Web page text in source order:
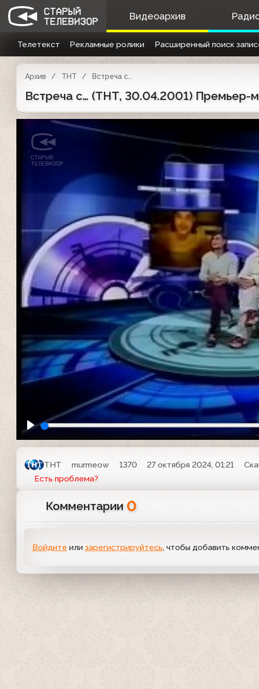
Видеоархив
Телетекст Рекламные ролики Расширенный поиск
Архив ТНТ Встреча с...
Встреча с… (ТНТ, 30.04.2001) Премьер-
ТНТ murmeow 1370 27 октября 2024, 01:21
Есть проблема?
Комментарии 0
Войдите или зарегистрируйтесь, чтобы добавить